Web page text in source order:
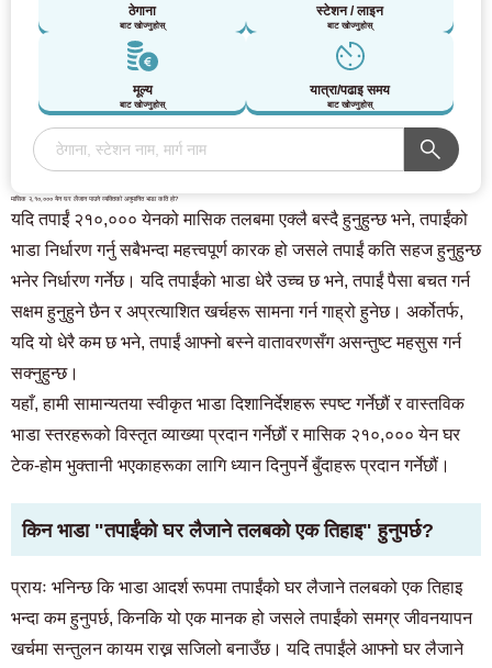
ठेगाना
बाट खोज्नुहोस्
स्टेशन / लाइन
बाट खोज्नुहोस्
मूल्य
बाट खोज्नुहोस्
यात्रा/पढाइ समय
बाट खोज्नुहोस्
मासिक २,१०,००० येन घर लैजान पाउने व्यक्तिको अनुमानित भाडा कति हो?
यदि तपाईं २१०,००० येनको मासिक तलबमा एक्लै बस्दै हुनुहुन्छ भने, तपाईंको
भाडा निर्धारण गर्नु सबैभन्दा महत्त्वपूर्ण कारक हो जसले तपाईं कति सहज हुनुहुन्छ
भनेर निर्धारण गर्नेछ। यदि तपाईंको भाडा धेरै उच्च छ भने, तपाईं पैसा बचत गर्न
सक्षम हुनुहुने छैन र अप्रत्याशित खर्चहरू सामना गर्न गाह्रो हुनेछ। अर्कोतर्फ,
यदि यो धेरै कम छ भने, तपाईं आफ्नो बस्ने वातावरणसँग असन्तुष्ट महसुस गर्न
सक्नुहुन्छ।
यहाँ, हामी सामान्यतया स्वीकृत भाडा दिशानिर्देशहरू स्पष्ट गर्नेछौं र वास्तविक
भाडा स्तरहरूको विस्तृत व्याख्या प्रदान गर्नेछौं र मासिक २१०,००० येन घर
टेक-होम भुक्तानी भएकाहरूका लागि ध्यान दिनुपर्ने बुँदाहरू प्रदान गर्नेछौं।
किन भाडा "तपाईंको घर लैजाने तलबको एक तिहाइ" हुनुपर्छ?
प्रायः भनिन्छ कि भाडा आदर्श रूपमा तपाईंको घर लैजाने तलबको एक तिहाइ
भन्दा कम हुनुपर्छ, किनकि यो एक मानक हो जसले तपाईंको समग्र जीवनयापन
खर्चमा सन्तुलन कायम राख्न सजिलो बनाउँछ। यदि तपाईंले आफ्नो घर लैजाने